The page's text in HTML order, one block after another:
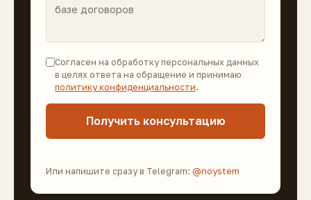
Согласен на обработку персональных данных
в целях ответа на обращение и принимаю
политику конфиденциальности.
Получить консультацию
Или напишите сразу в Telegram: @noystem